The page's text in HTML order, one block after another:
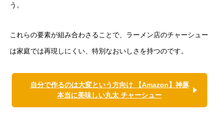
う。
これらの要素が組み合わさることで、ラーメン店のチャーシュー
は家庭では再現しにくい、特別なおいしさを持つのです。
自分で作るのは大変という方向け 【Amazon】神豚
本当に美味しい丸太 チャーシュー